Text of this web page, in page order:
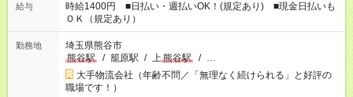
給与
時給1400円 ■日払い・週払いOK！(規定あり) ■現金日払いも
ＯＫ（規定あり）
勤務地
埼玉県熊谷市
熊谷駅
/ 籠原駅 / 上熊谷駅 / …
大手物流会社（年齢不問／「無理なく続けられる」と好評の
職場です！）